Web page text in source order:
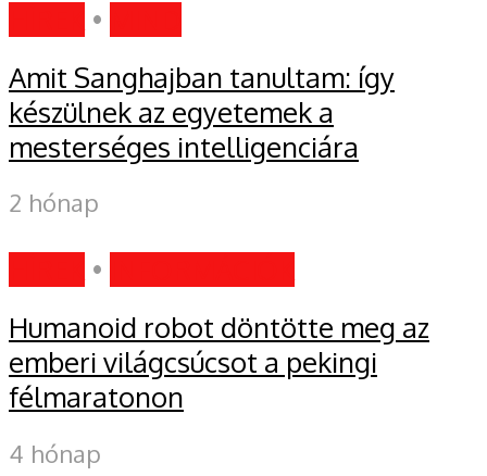
•
Amit Sanghajban tanultam: így
készülnek az egyetemek a
mesterséges intelligenciára
2 hónap
•
Humanoid robot döntötte meg az
emberi világcsúcsot a pekingi
félmaratonon
4 hónap